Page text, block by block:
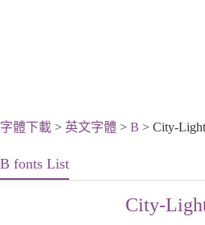
字體下載 > 英文字體 > B > City-
B fonts List
City-